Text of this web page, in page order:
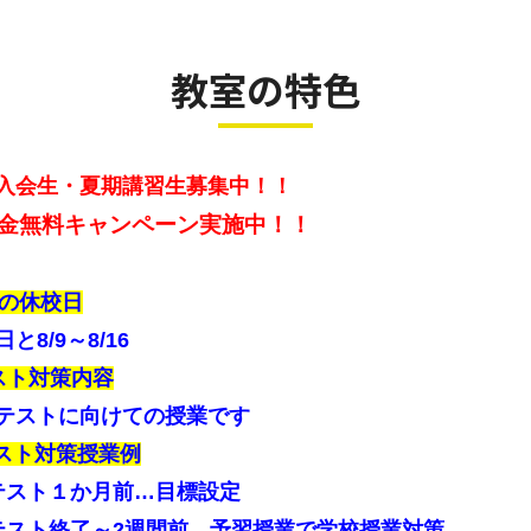
教室の特色
会生・夏期講習生募集中！！
無料キャンペーン実施中！！
休校日
と8/9～8/16
ト対策内容
ストに向けての授業です
ト対策授業例
ト１か月前…目標設定